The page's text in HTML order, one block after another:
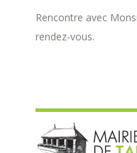
Rencontre avec
rendez-vous.